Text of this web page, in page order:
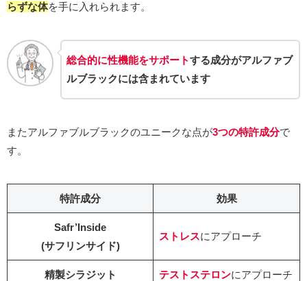
らずな体を手に入れられます。
総合的に性機能をサポートする成分がアルファブ
ルブラックには含まれています
またアルファブルブラックのユニークな点が3つの特許成分で
す。
特許成分 効果
Safr’Inside
(サフリンサイド)
ストレスにアプローチ
精製シラジット テストステロンにアプローチ